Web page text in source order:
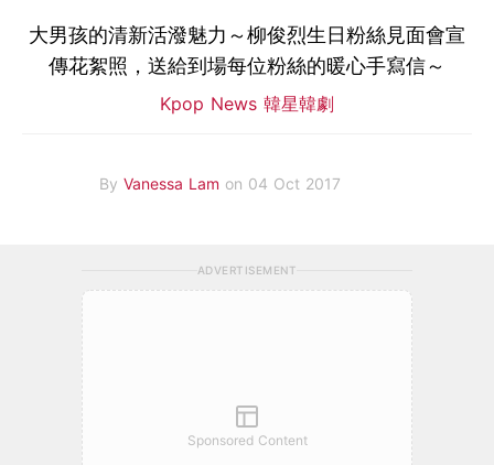
大男孩的清新活潑魅力～柳俊烈生日粉絲見面會宣
傳花絮照，送給到場每位粉絲的暖心手寫信～
Kpop News 韓星韓劇
By Vanessa Lam on 04 Oct 2017
ADVERTISEMENT
Sponsored Content